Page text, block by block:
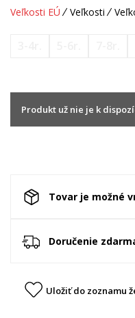
Veľkosti EÚ Veľkosti
Produkt už nie je k
Tovar je možné
Doručenie
Uložiť do zoznamu